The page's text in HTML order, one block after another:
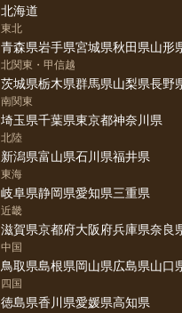
北海道
東北
青森県岩手県宮城県秋田県山形
北関東・甲信越
茨城県栃木県群馬県山梨県長野
南関東
埼玉県千葉県東京都神奈川県
北陸
新潟県富山県石川県福井県
東海
岐阜県静岡県愛知県三重県
近畿
滋賀県京都府大阪府兵庫県奈良
中国
鳥取県島根県岡山県広島県山口
四国
徳島県香川県愛媛県高知県